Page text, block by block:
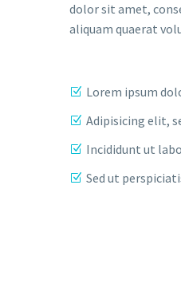
dolor sit amet,
aliquam quaerat
Lorem ipsum
Adipisicing elit,
Incididunt ut
Sed ut